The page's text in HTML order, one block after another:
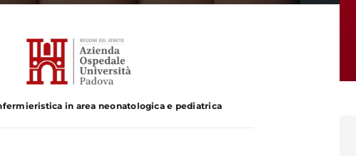
in area neonatologica e pediatrica